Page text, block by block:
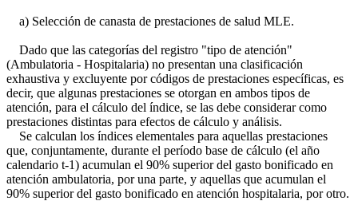
a) Selección de canasta de prestaciones de salud MLE.
Dado que las categorías del registro "tipo de atención"
(Ambulatoria - Hospitalaria) no presentan una clasificación
exhaustiva y excluyente por códigos de prestaciones específicas, es
decir, que algunas prestaciones se otorgan en ambos tipos de
atención, para el cálculo del índice, se las debe considerar como
prestaciones distintas para efectos de cálculo y análisis.
Se calculan los índices elementales para aquellas prestaciones
que, conjuntamente, durante el período base de cálculo (el año
calendario t-1) acumulan el 90% superior del gasto bonificado en
atención ambulatoria, por una parte, y aquellas que acumulan el
90% superior del gasto bonificado en atención hospitalaria, por otro.